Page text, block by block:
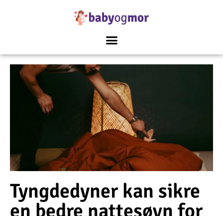
Tyngdedyner kan sikre
en bedre nattesøvn for